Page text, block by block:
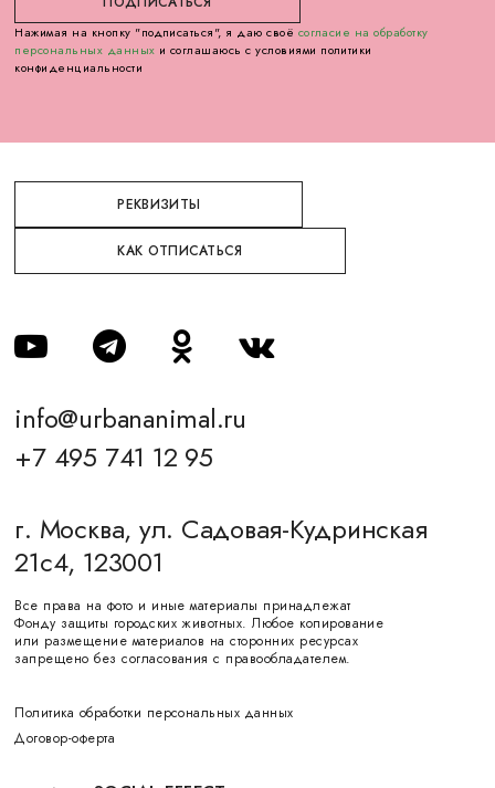
Нажимая на кнопку "подписаться", я даю своё согласие на обработку
персональных данных и соглашаюсь с условиями политики
конфиденциальности
РЕКВИЗИТЫ
КАК ОТПИСАТЬСЯ
info@urbananimal.ru
+7 495 741 12 95
г. Москва, ул. Садовая-Кудринская
21с4, 123001
Все права на фото и иные материалы принадлежат
Фонду защиты городских животных. Любое копирование
или размещение материалов на сторонних ресурсах
запрещено без согласования с правообладателем.
Политика обработки персональных данных
Договор-оферта